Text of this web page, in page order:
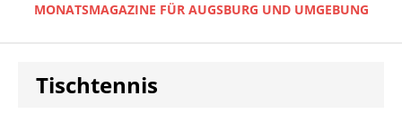
MONATSMAGAZINE FÜR AUGSBURG UND UMGEBUNG
Tischtennis